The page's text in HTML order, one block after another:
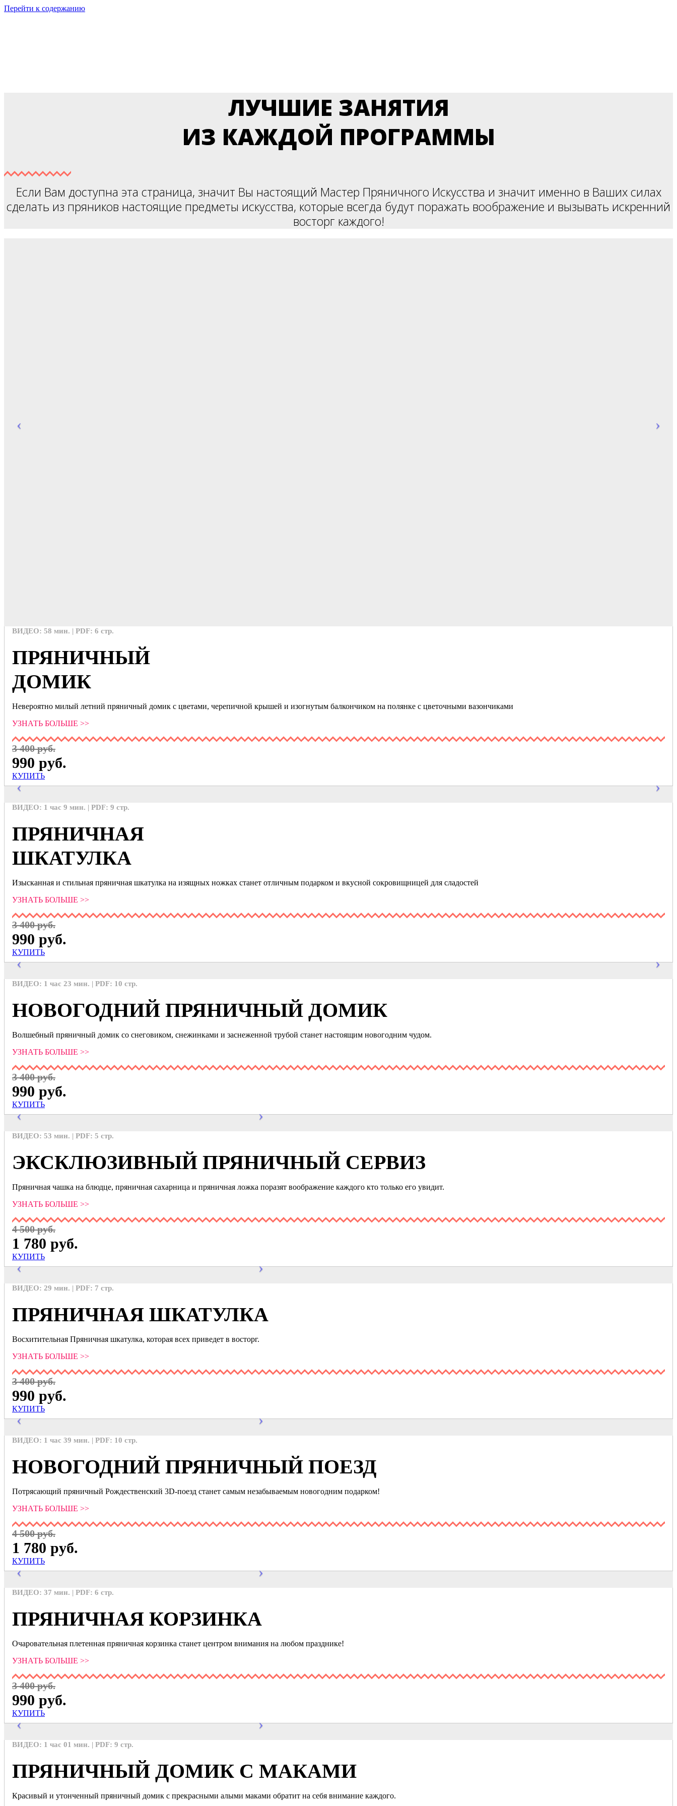
Перейти к содержанию
ЛУЧШИЕ ЗАНЯТИЯ
ИЗ КАЖДОЙ ПРОГРАММЫ
Если Вам доступна эта страница, значит Вы настоящий Мастер Пряничного Искусства и значит именно в Ваших силах
сделать из пряников настоящие предметы искусства, которые всегда будут поражать воображение и вызывать искренний
восторг каждого!
ВИДЕО: 58 мин. | PDF: 6 стр.
ПРЯНИЧНЫЙ
ДОМИК
Невероятно милый летний пряничный домик с цветами, черепичной крышей и изогнутым балкончиком на полянке с цветочными вазончиками
УЗНАТЬ БОЛЬШЕ >>
3 400 руб.
990 руб.
КУПИТЬ
ВИДЕО: 1 час 9 мин. | PDF: 9 стр.
ПРЯНИЧНАЯ
ШКАТУЛКА
Изысканная и стильная пряничная шкатулка на изящных ножках станет отличным подарком и вкусной сокровищницей для сладостей
УЗНАТЬ БОЛЬШЕ >>
3 400 руб.
990 руб.
КУПИТЬ
ВИДЕО: 1 час 23 мин. | PDF: 10 стр.
НОВОГОДНИЙ ПРЯНИЧНЫЙ ДОМИК
Волшебный пряничный домик со снеговиком, снежинками и заснеженной трубой станет настоящим новогодним чудом.
УЗНАТЬ БОЛЬШЕ >>
3 400 руб.
990 руб.
КУПИТЬ
ВИДЕО: 53 мин. | PDF: 5 стр.
ЭКСКЛЮЗИВНЫЙ ПРЯНИЧНЫЙ СЕРВИЗ
Пряничная чашка на блюдце, пряничная сахарница и пряничная ложка поразят воображение каждого кто только его увидит.
УЗНАТЬ БОЛЬШЕ >>
4 500 руб.
1 780 руб.
КУПИТЬ
ВИДЕО: 29 мин. | PDF: 7 стр.
ПРЯНИЧНАЯ ШКАТУЛКА
Восхитительная Пряничная шкатулка, которая всех приведет в восторг.
УЗНАТЬ БОЛЬШЕ >>
3 400 руб.
990 руб.
КУПИТЬ
ВИДЕО: 1 час 39 мин. | PDF: 10 стр.
НОВОГОДНИЙ ПРЯНИЧНЫЙ ПОЕЗД
Потрясающий пряничный Рождественский 3D-поезд станет самым незабываемым новогодним подарком!
УЗНАТЬ БОЛЬШЕ >>
4 500 руб.
1 780 руб.
КУПИТЬ
ВИДЕО: 37 мин. | PDF: 6 стр.
ПРЯНИЧНАЯ КОРЗИНКА
Очаровательная плетенная пряничная корзинка станет центром внимания на любом празднике!
УЗНАТЬ БОЛЬШЕ >>
3 400 руб.
990 руб.
КУПИТЬ
ВИДЕО: 1 час 01 мин. | PDF: 9 стр.
ПРЯНИЧНЫЙ ДОМИК С МАКАМИ
Красивый и утонченный пряничный домик с прекрасными алыми маками обратит на себя внимание каждого.